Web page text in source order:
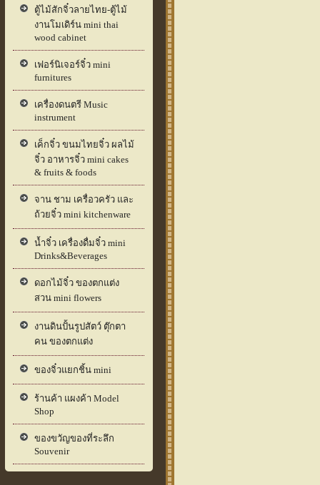
ตู้ไม้สักจิ๋วลายไทย-ตู้ไม้
งานโมเดิร์น mini thai
wood cabinet
เฟอร์นิเจอร์จิ๋ว mini
furnitures
เครื่องดนตรี Music
instrument
เค็กจิ๋ว ขนมไทยจิ๋ว ผลไม้
จิ๋ว อาหารจิ๋ว mini cakes
& fruits & foods
จาน ชาม เครื่อวครัว และ
ถ้วยจิ๋ว mini kitchenware
น้ำจิ๋ว เครื่องดื่มจิ๋ว mini
Drinks&Beverages
ดอกไม้จิ๋ว ของตกแต่ง
สวน mini flowers
งานดินปั้นรูปสัตว์ ตุ๊กตา
คน ของตกแต่ง
ของจิ๋วแยกชิ้น mini
ร้านค้า แผงค้า Model
Shop
ของขวัญของที่ระลึก
Souvenir